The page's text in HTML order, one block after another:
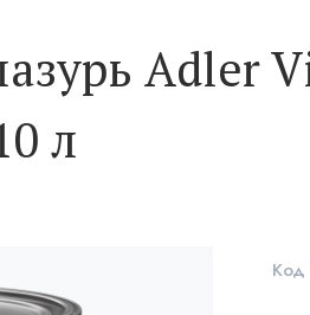
Adler
л
Код